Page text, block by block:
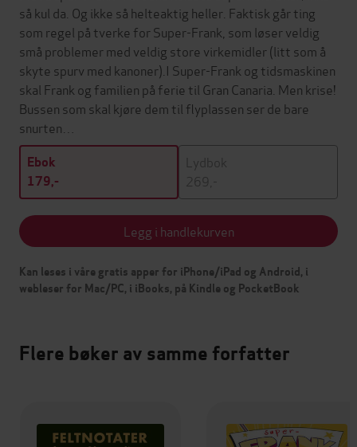
så kul da. Og ikke så helteaktig heller. Faktisk går ting
som regel på tverke for Super-Frank, som løser veldig
små problemer med veldig store virkemidler (litt som å
skyte spurv med kanoner).I Super-Frank og tidsmaskinen
skal Frank og familien på ferie til Gran Canaria. Men krise!
Bussen som skal kjøre dem til flyplassen ser de bare
snurten…
Ebok
179,-
Lydbok
269,-
Legg i handlekurven
Kan leses i våre gratis apper for iPhone/iPad og Android, i
webleser for Mac/PC, i iBooks, på Kindle og PocketBook
Flere bøker av samme forfatter